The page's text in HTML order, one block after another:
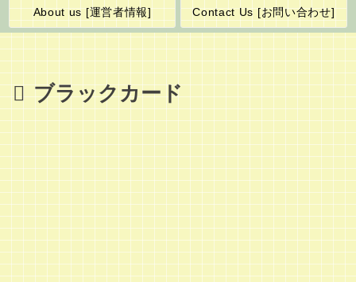
About us [運営者情報] Contact Us [お問い合わせ]
ブラックカード